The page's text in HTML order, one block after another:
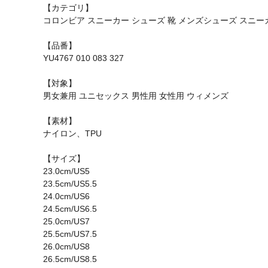
【カテゴリ】
コロンビア スニーカー シューズ 靴 メンズシューズ スニー
【品番】
YU4767 010 083 327
【対象】
男女兼用 ユニセックス 男性用 女性用 ウィメンズ
【素材】
ナイロン、TPU
【サイズ】
23.0cm/US5
23.5cm/US5.5
24.0cm/US6
24.5cm/US6.5
25.0cm/US7
25.5cm/US7.5
26.0cm/US8
26.5cm/US8.5